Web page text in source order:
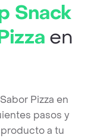
Snack
en
Pizza en
pasos y
a tu